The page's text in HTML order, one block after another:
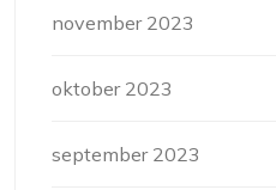
november 2023
oktober 2023
september 2023